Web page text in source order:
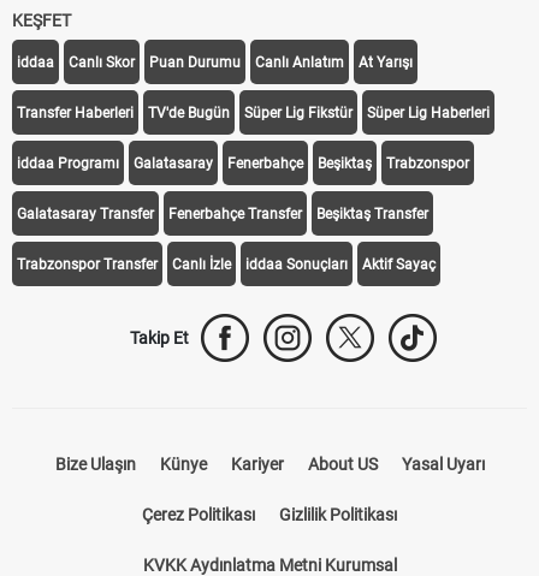
KEŞFET
iddaa Canlı Skor Puan Durumu Canlı Anlatım At Yarışı
Transfer Haberleri TV'de Bugün Süper Lig Fikstür Süper Lig Haberleri
iddaa Programı Galatasaray Fenerbahçe Beşiktaş Trabzonspor
Galatasaray Transfer Fenerbahçe Transfer Beşiktaş Transfer
Trabzonspor Transfer Canlı İzle iddaa Sonuçları Aktif Sayaç
Takip Et
Bize Ulaşın Künye Kariyer About US Yasal Uyarı
Çerez Politikası Gizlilik Politikası
KVKK Aydınlatma Metni Kurumsal